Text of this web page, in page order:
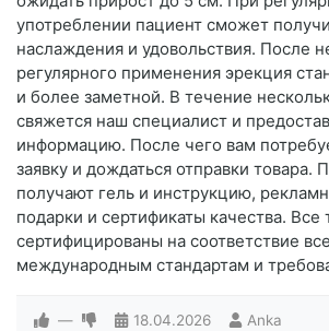
употреблении пациент сможет
наслаждения и удовольствия. После
регулярного применения эрекция
и более заметной. В течение
свяжется наш специалист и
информацию. После чего вам
заявку и дождаться отправки товара.
получают гель и инструкцию,
подарки и сертификаты качества. Все
сертифицированы на соответствие
международным стандартам и
— 18.04.2026 Anka